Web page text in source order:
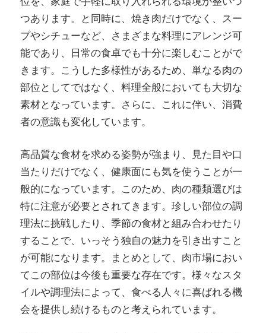
つあります。と同時に、焼き肉だけでなく、スー
プやシチューなど、さまざまな料理にアレンジ可
能であり、日常の食卓でも十分に楽しむことがで
きます。こうした多様性があるため、単なる肉の
部位としてではなく、料理全般においても大切な
素材となっています。さらに、これに伴い、消費
者の意識も変化しています。
高品質な食材を求める姿勢が強まり、見た目や口
当たりだけでなく、健康面にも気を使うことが一
般的になっています。このため、肉の種類選びは
特に注意が必要とされてきます。珍しい部位の調
理法に挑戦したり、季節の食材と組み合わせたり
することで、いっそう独自の魅力を引き出すこと
が可能になります。まとめとして、肉市場におい
てこの部位は今後も重要な存在です。様々なスタ
イルや調理法によって、食べる人々に喜ばれる機
会を提供し続けるものと考えられています。